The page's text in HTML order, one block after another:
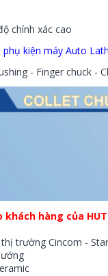
chính xác cao
phụ kiện máy Auto
- Finger chuck -
hàng của
trường Cincom -